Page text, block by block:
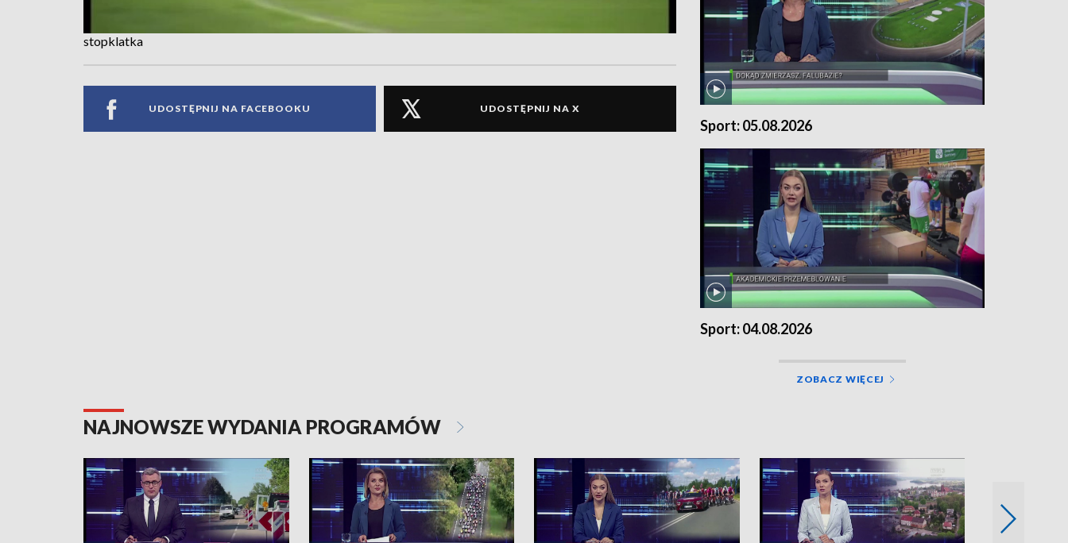
stopklatka
UDOSTĘPNIJ NA FACEBOOKU UDOSTĘPNIJ NA X
Sport: 05.08.2026
Sport: 04.08.2026
ZOBACZ WIĘCEJ
NAJNOWSZE WYDANIA PROGRAMÓW